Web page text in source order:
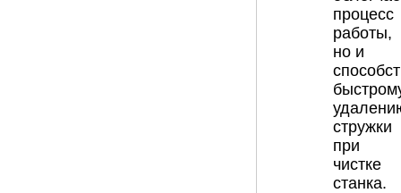
процесс
работы,
но и
стружки
при
чистке
станка.